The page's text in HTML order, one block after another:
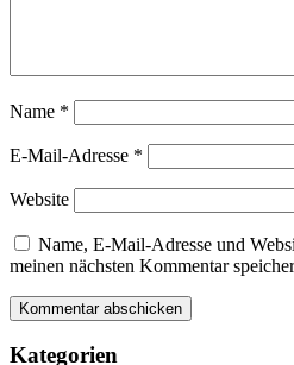
Name *
E-Mail-Adresse *
Website
Name, E-Mail-Adresse und
meinen nächsten Kommentar
Kategorien